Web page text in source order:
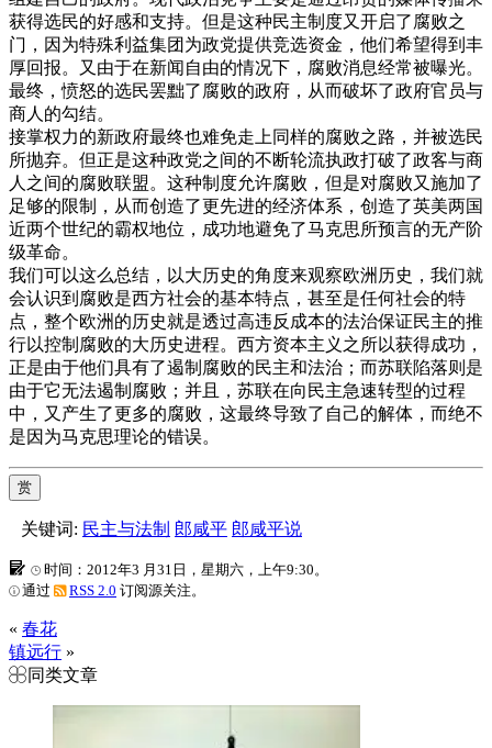
获得选民的好感和支持。但是这种民主制度又开启了腐败之
门，因为特殊利益集团为政党提供竞选资金，他们希望得到丰
厚回报。又由于在新闻自由的情况下，腐败消息经常被曝光。
最终，愤怒的选民罢黜了腐败的政府，从而破坏了政府官员与
商人的勾结。
接掌权力的新政府最终也难免走上同样的腐败之路，并被选民
所抛弃。但正是这种政党之间的不断轮流执政打破了政客与商
人之间的腐败联盟。这种制度允许腐败，但是对腐败又施加了
足够的限制，从而创造了更先进的经济体系，创造了英美两国
近两个世纪的霸权地位，成功地避免了马克思所预言的无产阶
级革命。
我们可以这么总结，以大历史的角度来观察欧洲历史，我们就
会认识到腐败是西方社会的基本特点，甚至是任何社会的特
点，整个欧洲的历史就是透过高违反成本的法治保证民主的推
行以控制腐败的大历史进程。西方资本主义之所以获得成功，
正是由于他们具有了遏制腐败的民主和法治；而苏联陷落则是
由于它无法遏制腐败；并且，苏联在向民主急速转型的过程
中，又产生了更多的腐败，这最终导致了自己的解体，而绝不
是因为马克思理论的错误。
赏
关键词: 民主与法制 郎咸平 郎咸平说
时间：2012年3 月31日，星期六，上午9:30。
通过
RSS 2.0 订阅源关注。
« 春花
镇远行 »
同类文章